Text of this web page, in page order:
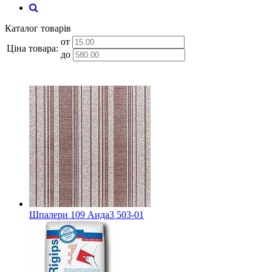
Каталог товарів
Ціна товара:
от
до
Шпалери 109 Аида3 503-01